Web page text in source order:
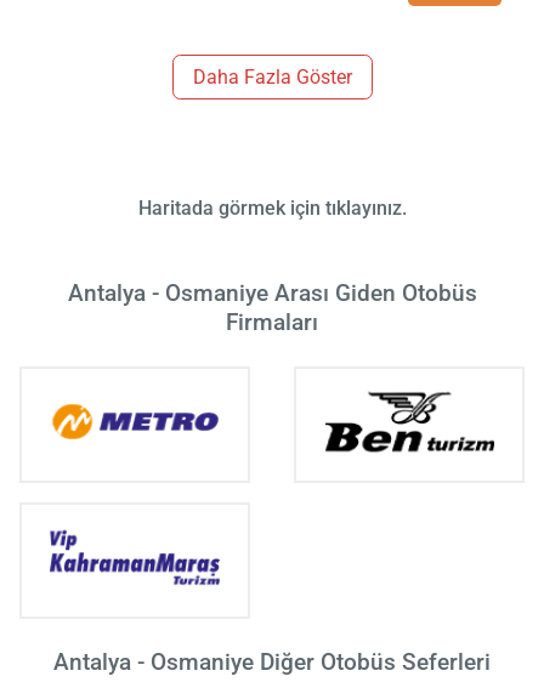
Daha Fazla Göster
Haritada görmek için tıklayınız.
Antalya - Osmaniye Arası Giden Otobüs
Firmaları
Antalya - Osmaniye Diğer Otobüs Seferleri